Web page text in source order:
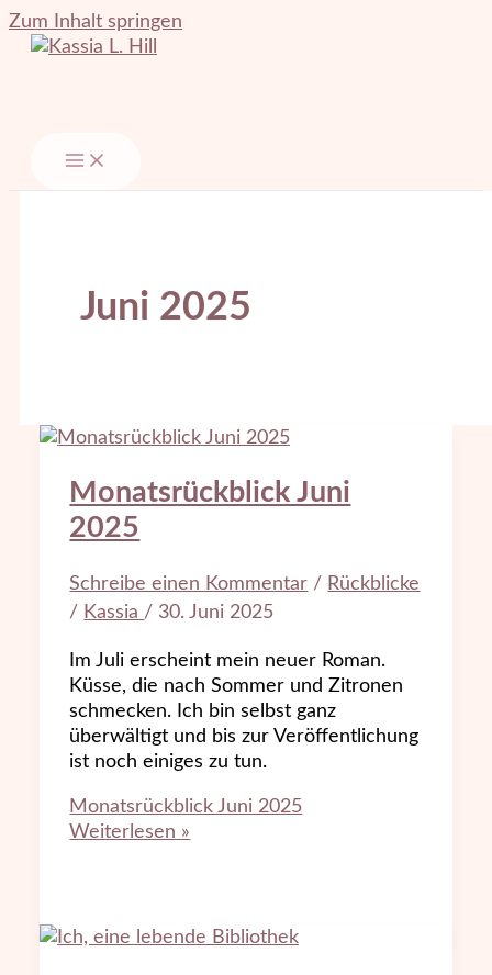
Zum Inhalt springen
Juni 2025
Monatsrückblick Juni
2025
Schreibe einen Kommentar / Rückblicke
/ Kassia / 30. Juni 2025
Im Juli erscheint mein neuer Roman.
Küsse, die nach Sommer und Zitronen
schmecken. Ich bin selbst ganz
überwältigt und bis zur Veröffentlichung
ist noch einiges zu tun.
Monatsrückblick Juni 2025
Weiterlesen »